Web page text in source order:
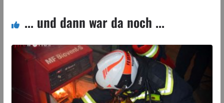
... und dann war da noch ...